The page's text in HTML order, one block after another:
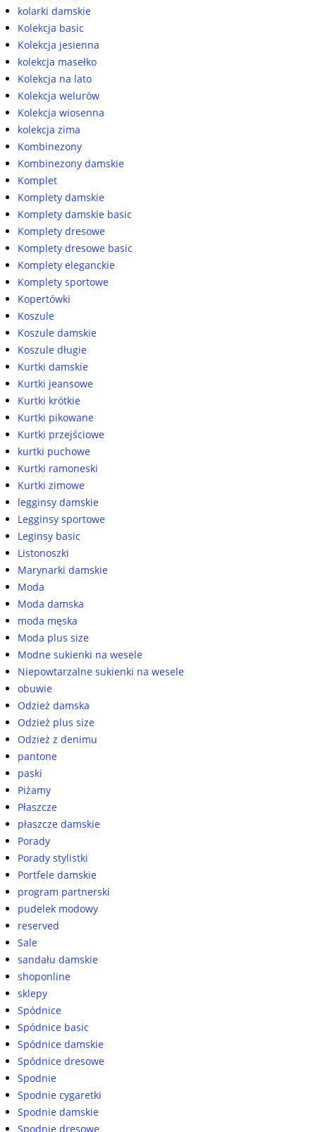
kolarki damskie
Kolekcja basic
Kolekcja jesienna
kolekcja masełko
Kolekcja na lato
Kolekcja welurów
Kolekcja wiosenna
kolekcja zima
Kombinezony
Kombinezony damskie
Komplet
Komplety damskie
Komplety damskie basic
Komplety dresowe
Komplety dresowe basic
Komplety eleganckie
Komplety sportowe
Kopertówki
Koszule
Koszule damskie
Koszule długie
Kurtki damskie
Kurtki jeansowe
Kurtki krótkie
Kurtki pikowane
Kurtki przejściowe
kurtki puchowe
Kurtki ramoneski
Kurtki zimowe
legginsy damskie
Legginsy sportowe
Leginsy basic
Listonoszki
Marynarki damskie
Moda
Moda damska
moda męska
Moda plus size
Modne sukienki na wesele
Niepowtarzalne sukienki na wesele
obuwie
Odzież damska
Odzież plus size
Odzież z denimu
pantone
paski
Piżamy
Płaszcze
płaszcze damskie
Porady
Porady stylistki
Portfele damskie
program partnerski
pudelek modowy
reserved
Sale
sandału damskie
shoponline
sklepy
Spódnice
Spódnice basic
Spódnice damskie
Spódnice dresowe
Spodnie
Spodnie cygaretki
Spodnie damskie
Spodnie dresowe